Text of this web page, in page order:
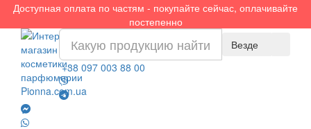
Доступная оплата по частям - покупайте сейчас, оплачивайте
постепенно
Везде
+38 097 003 88 00